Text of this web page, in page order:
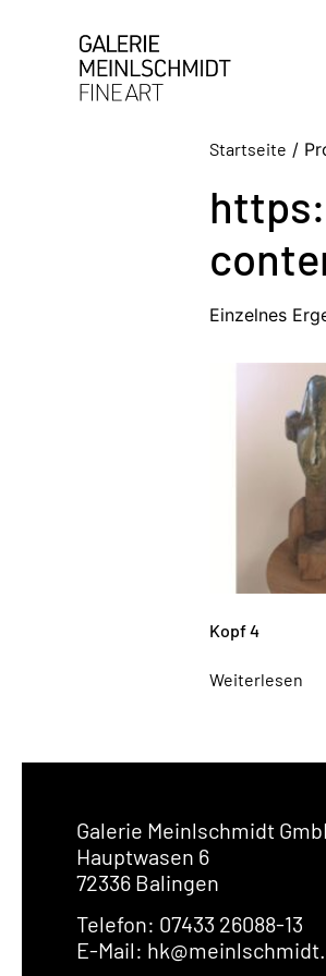
Startseite /
Einzelnes
Kopf 4
Weiterlesen
Galerie Meinlschmidt
Hauptwasen 6
72336 Balingen
Telefon: 07433 26088-13
E-Mail: